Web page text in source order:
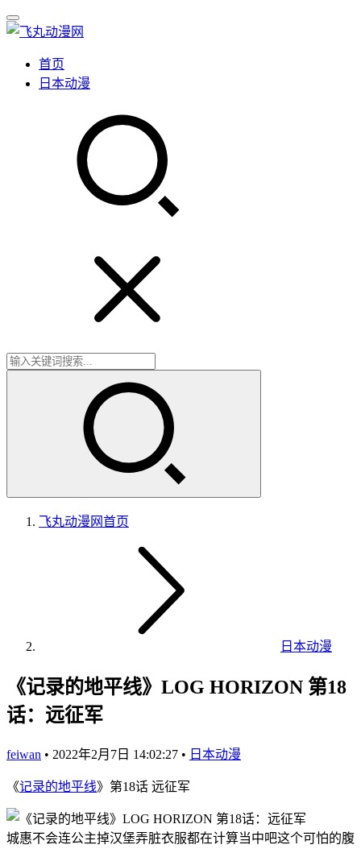
首页
日本动漫
飞丸动漫网首页
日本动漫
《记录的地平线》LOG HORIZON 第18
话：远征军
feiwan • 2022年2月7日 14:02:27 • 日本动漫
《记录的地平线》第18话 远征军
城惠不会连公主掉汉堡弄脏衣服都在计算当中吧这个可怕的腹